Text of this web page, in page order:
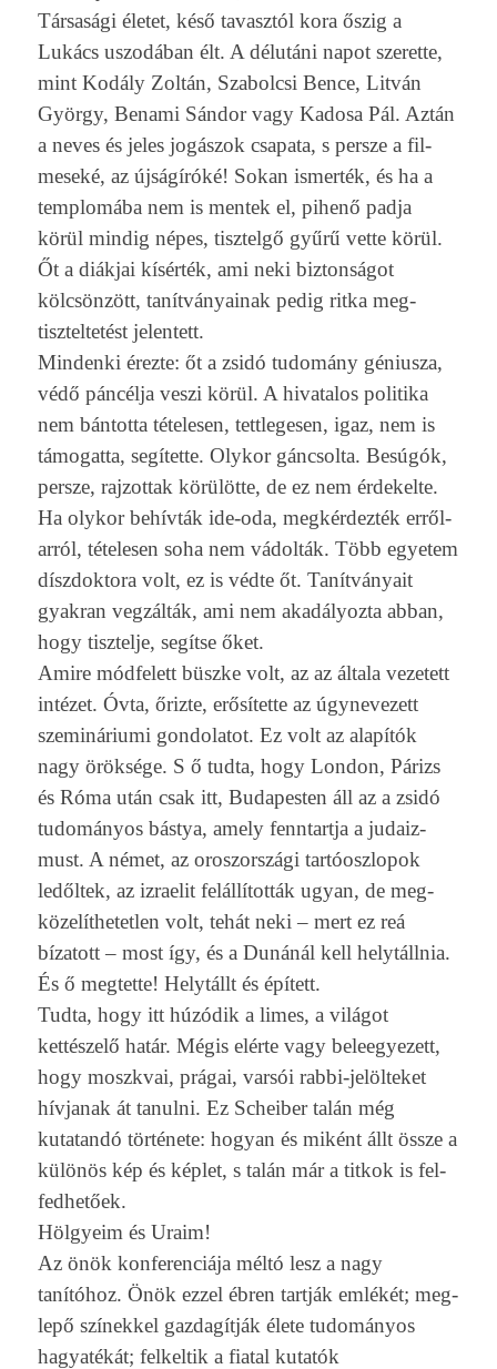
Társasági életet, késő tavasztól kora őszig a
Lukács uszodában élt. A délutáni napot szeret­te,
mint Kodály Zoltán, Szabolcsi Bence, Litván
György, Be­nami Sándor vagy Kadosa Pál. Aztán
a neves és jeles jogászok csapata, s per­sze a fil­
meseké, az újságíróké! Sokan is­merték, és ha a
templomába nem is men­tek el, pihenő padja
körül min­dig népes, tisztelgő gyűrű vette körül.
Őt a diákjai kísérték, ami neki bi­zton­ságot
kölcsönzött, tanít­ványainak pedig ritka meg­
tisztel­tetést jelen­tett.
Min­denki érezte: őt a zsidó tudomány génius­za,
védő páncélja veszi körül. A hivatalos politika
nem bán­totta tételes­en, tettleges­en, igaz, nem is
támogat­ta, segítette. Olykor gáncsol­ta. Besúgók,
per­sze, raj­zottak körülötte, de ez nem érdekel­te.
Ha olykor behívták ide-oda, megkérdezték erről-
arról, tételes­en soha nem vádolták. Több egyetem
díszdok­tora volt, ez is védte őt. Tanítványait
gyak­ran vegzálták, ami nem akadályoz­ta abban,
hogy tisztel­je, segítse őket.
Amire mód­felett büszke volt, az az általa vezetett
intézet. Óvta, őrizte, erősítette az úgynevezett
szemináriumi gon­dolatot. Ez volt az alapítók
nagy öröksége. S ő tudta, hogy Lon­don, Párizs
és Róma után csak itt, Budapest­en áll az a zsidó
tudományos bástya, amely fenntartja a judaiz­
must. A német, az oros­zországi tar­tóoszlopok
ledőltek, az iz­raelit felállították ugyan, de meg­
közelít­hetetl­en volt, tehát neki – mert ez reá
bízatott – most így, és a Dunánál kell helytállnia.
És ő meg­tette! Helytállt és épített.
Tudta, hogy itt húzódik a limes, a világot
kettészelő határ. Mégis elérte vagy be­leegyezett,
hogy moszkvai, prágai, varsói rabbi-jelölteket
hív­janak át tanul­ni. Ez Scheib­er talán még
kutatandó története: hogyan és miként állt össze a
különös kép és képlet, s talán már a tit­kok is fel­
fedhetőek.
Höl­gyeim és Uraim!
Az önök kon­feren­ciája méltó lesz a nagy
tanítóhoz. Önök ezzel ébren tartják emlékét; meg­
lepő színek­kel gaz­dagít­ják élete tudományos
hagyatékát; fel­keltik a fiat­al kutatók